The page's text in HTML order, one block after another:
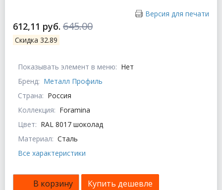
Версия для печати
612,11 руб. 645.00
Скидка 32.89
Показывать элемент в меню: Нет
Бренд: Металл Профиль
Страна: Россия
Коллекция: Foramina
Цвет: RAL 8017 шоколад
Материал: Сталь
Все характеристики
В корзину Купить дешевле